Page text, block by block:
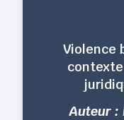
Violence
Auteur :